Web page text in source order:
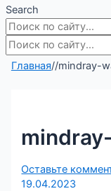
Search
Главная//mindray-
Оставьте
19.04.2023